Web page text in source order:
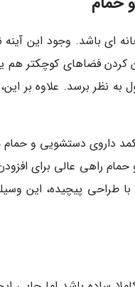
ای باشد. وجود این آینه
کردن فضاهای کوچکتر هم
به نظر برسد. علاوه بر
کمد داروی دستشویی و
و حمام راهی عالی برای
طراحی پیچیده، این